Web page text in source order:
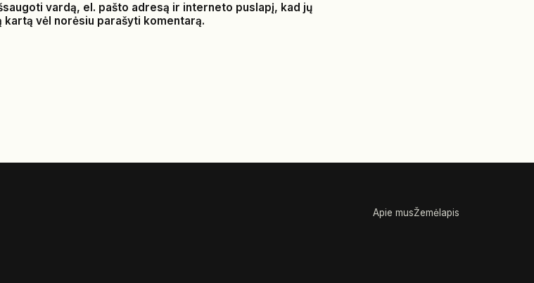
vardą, el. pašto adresą ir interneto puslapį, kad jų
vėl norėsiu parašyti komentarą.
Apie musŽemėlapis